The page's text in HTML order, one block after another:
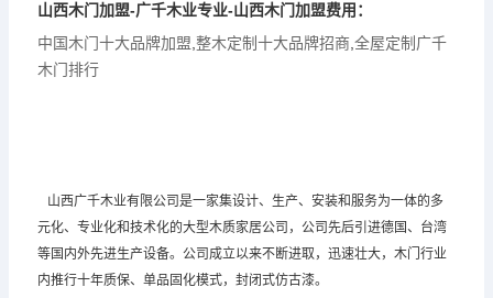
山西木门加盟-广千木业专业-山西木门加盟费用：
中国木门十大品牌加盟 整木定制十大品牌招商 全屋定制广千
木门排行
山西广千木业有限公司是一家集设计、生产、安装和服务为一体的多
元化、专业化和技术化的大型木质家居公司，公司先后引进德国、台湾
等国内外先进生产设备。公司成立以来不断进取，迅速壮大，木门行业
内推行十年质保、单品固化模式，封闭式仿古漆。